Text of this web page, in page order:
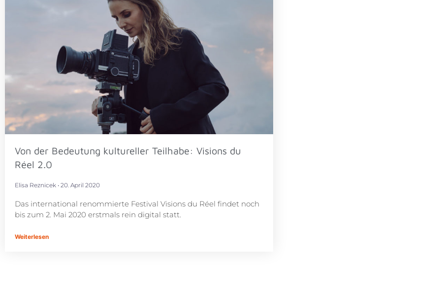
Von der Bedeutung kultureller Teilhabe: Visions du
Réel 2.0
Elisa Reznicek 20. April 2020
Das international renommierte Festival Visions du Réel findet noch
bis zum 2. Mai 2020 erstmals rein digital statt.
Weiterlesen